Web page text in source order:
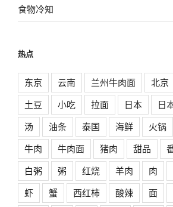
食物冷知
热点
东京 云南 兰州牛肉面 北京
土豆
小吃 拉面 日本 日
汤
油条 泰国 海鲜 火锅
牛肉
牛肉面 猪肉 甜品
白粥
粥 红烧 羊肉 肉
虾
蟹 西红柿 酸辣 面